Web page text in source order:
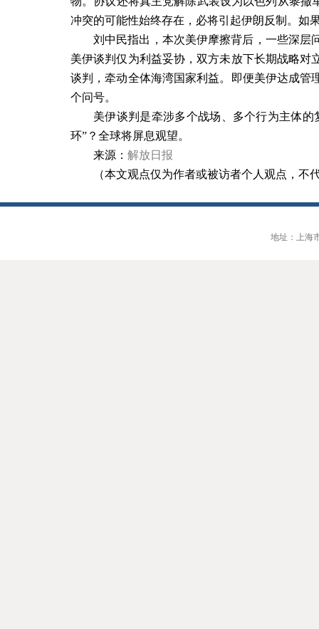
冲突的可能性始终存在，必将引起伊朗反制。如
刘中民指出，本次美伊摩擦背后，一些深层
美伊谈判仅为利益妥协，双方未放下长期战略
谈判，牵动全体海湾国家利益。即便美伊达成
个问号。
美伊谈判是牵涉多个战场、多个行为主体的
环” ？全球将屏息观望。
来源： 解放日报
（本文观点仅为作者或被访者个人观点，不
地址：上海